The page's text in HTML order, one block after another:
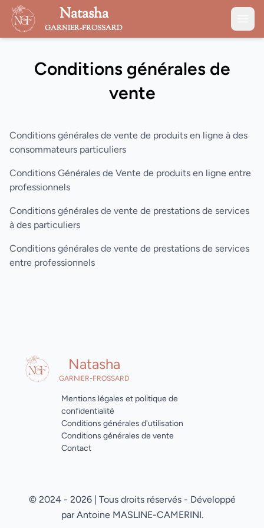
Natasha
GARNIER-FROSSARD
Conditions générales de
vente
Conditions générales de vente de produits en ligne à des
consommateurs particuliers
Conditions Générales de Vente de produits en ligne entre
professionnels
Conditions générales de vente de prestations de services
à des particuliers
Conditions générales de vente de prestations de services
entre professionnels
Natasha
GARNIER-FROSSARD
Mentions légales et politique de
confidentialité
Conditions générales d'utilisation
Conditions générales de vente
Contact
© 2024 - 2026 | Tous droits réservés - Développé
par Antoine MASLINE-CAMERINI.